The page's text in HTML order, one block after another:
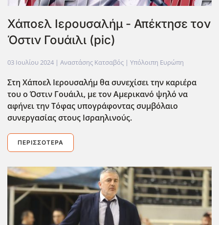
Χάποελ Ιερουσαλήμ - Απέκτησε τον
Όστιν Γουάιλι (pic)
03 Ιουλίου 2024 | Αναστάσης Κατσαβός | Υπόλοιπη Ευρώπη
Στη Χάποελ Ιερουσαλήμ θα συνεχίσει την καριέρα
του ο Όστιν Γουάιλι, με τον Αμερικανό ψηλό να
αφήνει την Τόφας υπογράφοντας συμβόλαιο
συνεργασίας στους Ισραηλινούς.
ΠΕΡΙΣΣΌΤΕΡΑ